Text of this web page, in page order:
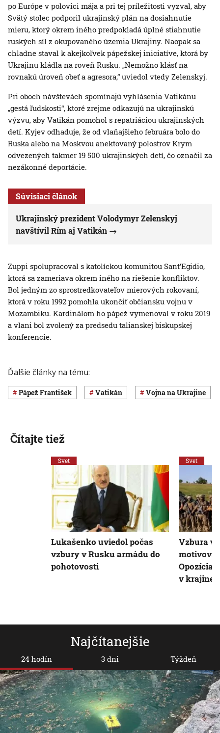
po Európe v polovici mája a pri tej príležitosti vyzval, aby
Svätý stolec podporil ukrajinský plán na dosiahnutie
mieru, ktorý okrem iného predpokladá úplné stiahnutie
ruských síl z okupovaného územia Ukrajiny. Naopak sa
chladne staval k akejkoľvek pápežskej iniciatíve, ktorá by
Ukrajinu kládla na roveň Rusku. „Nemožno klásť na
rovnakú úroveň obeť a agresora,“ uviedol vtedy Zelenskyj.
Pri oboch návštevách spomínajú vyhlásenia Vatikánu
„gestá ľudskosti“, ktoré zrejme odkazujú na ukrajinskú
výzvu, aby Vatikán pomohol s repatriáciou ukrajinských
detí. Kyjev odhaduje, že od vlaňajšieho februára bolo do
Ruska alebo na Moskvou anektovaný polostrov Krym
odvezených takmer 19 500 ukrajinských detí, čo označil za
nezákonné deportácie.
Súvisiaci článok
Ukrajinský prezident Volodymyr Zelenskyj
navštívil Rím aj Vatikán
Zuppi spolupracoval s katolíckou komunitou Sant’Egidio,
ktorá sa zameriava okrem iného na riešenie konfliktov.
Bol jedným zo sprostredkovateľov mierových rokovaní,
ktorá v roku 1992 pomohla ukončiť občiansku vojnu v
Mozambiku. Kardinálom ho pápež vymenoval v roku 2019
a vlani bol zvolený za predsedu talianskej biskupskej
konferencie.
Ďalšie články na tému:
pápež František Vatikán vojna na Ukrajine
Najčítanejšie
24 hodín 3 dni Týždeň
Čítajte tiež
Svet
Lukašenko uviedol počas
vzbury v Rusku armádu do
pohotovosti
Svet
Vzbura
Opozícia
v krajine